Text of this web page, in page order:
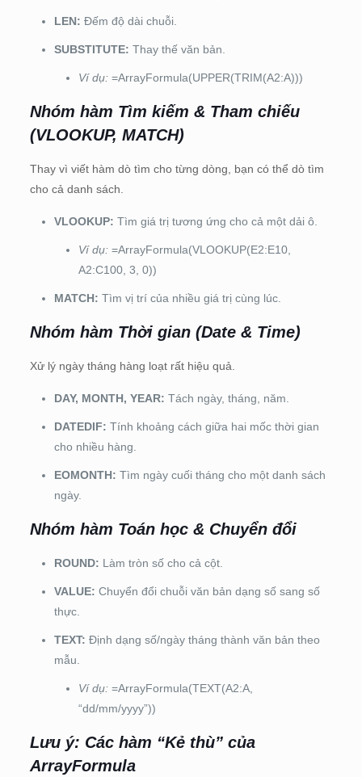
LEN: Đếm độ dài chuỗi.
SUBSTITUTE: Thay thế văn bản.
Ví dụ:=ArrayFormula(UPPER(TRIM(A2:A)))
Nhóm hàm Tìm kiếm & Tham chiếu
(VLOOKUP, MATCH)
Thay vì viết hàm dò tìm cho từng dòng, bạn có thể dò tìm
cho cả danh sách.
VLOOKUP: Tìm giá trị tương ứng cho cả một dải ô.
Ví dụ:=ArrayFormula(VLOOKUP(E2:E10,
A2:C100, 3, 0))
MATCH: Tìm vị trí của nhiều giá trị cùng lúc.
Nhóm hàm Thời gian (Date & Time)
Xử lý ngày tháng hàng loạt rất hiệu quả.
DAY, MONTH, YEAR: Tách ngày, tháng, năm.
DATEDIF: Tính khoảng cách giữa hai mốc thời gian
cho nhiều hàng.
EOMONTH: Tìm ngày cuối tháng cho một danh sách
ngày.
Nhóm hàm Toán học & Chuyển đổi
ROUND: Làm tròn số cho cả cột.
VALUE: Chuyển đổi chuỗi văn bản dạng số sang số
thực.
TEXT: Định dạng số/ngày tháng thành văn bản theo
mẫu.
Ví dụ:=ArrayFormula(TEXT(A2:A,
“dd/mm/yyyy”))
Lưu ý: Các hàm “Kẻ thù” của
ArrayFormula